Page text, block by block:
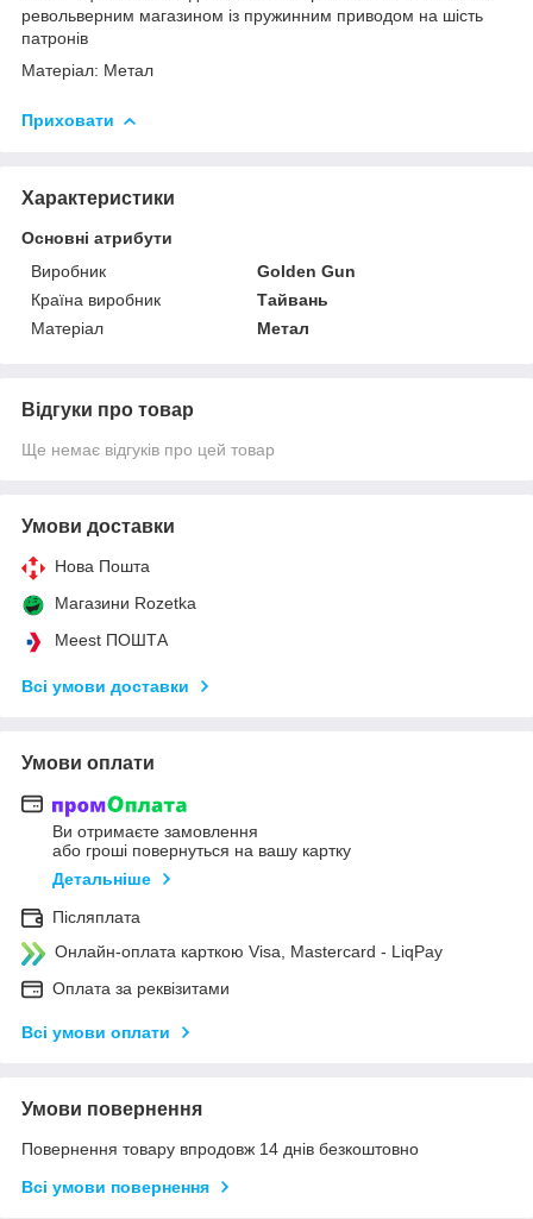
револьверним магазином із пружинним приводом на шість
патронів
Матеріал: Метал
Приховати
Характеристики
Основні атрибути
Виробник
Golden Gun
Країна виробник
Тайвань
Матеріал
Метал
Відгуки про товар
Ще немає відгуків про цей товар
Умови доставки
Нова Пошта
Магазини Rozetka
Meest ПОШТА
Всі умови доставки
Умови оплати
Ви отримаєте замовлення
або гроші повернуться на вашу картку
Детальніше
Післяплата
Онлайн-оплата карткою Visa, Mastercard - LiqPay
Оплата за реквізитами
Всі умови оплати
Умови повернення
Повернення товару впродовж 14 днів безкоштовно
Всі умови повернення